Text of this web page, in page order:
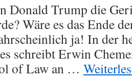
Donald Trump die
Wäre es das Ende
ja! In der
schreibt Erwin
of Law an …